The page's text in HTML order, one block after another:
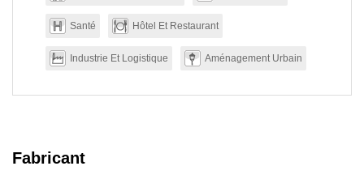
Santé Hôtel Et Restaurant
Industrie Et Logistique Aménagement Urbain
Fabricant